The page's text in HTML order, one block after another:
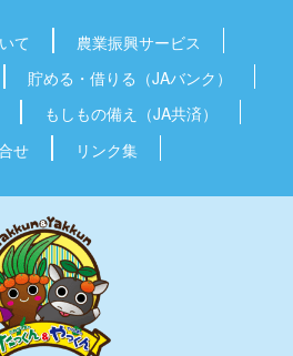
て 農業振興サービス
貯める・借りる （JAバンク）
もしもの備え
（JA共済）
せ
リンク集